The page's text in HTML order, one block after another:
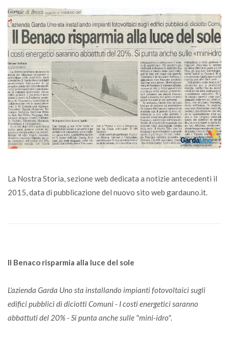
La Nostra Storia, sezione web dedicata a notizie antecedenti il
2015, data di pubblicazione del nuovo sito web gardauno.it.
Il Benaco risparmia alla luce del sole
L'azienda Garda Uno sta installando impianti fotovoltaici sugli
edifici pubblici di diciotti Comuni - I costi energetici saranno
abbattuti del 20% - Si punta anche sulle "mini-idro".